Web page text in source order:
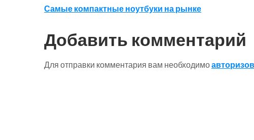
Навигация
по
записям
Самые компактные ноутбуки на рынке
Добавить комментарий
Для отправки комментария вам необходимо